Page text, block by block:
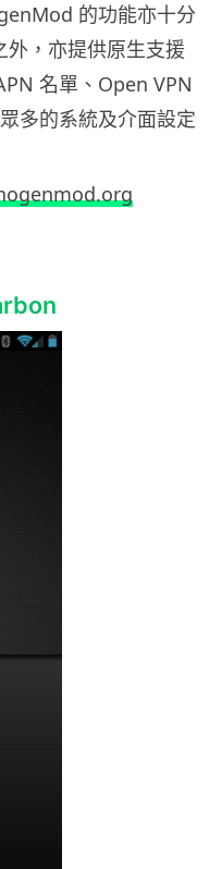
的功能亦十分
外，亦提供原生支援
名單、Open VPN
多的系統及介面設定